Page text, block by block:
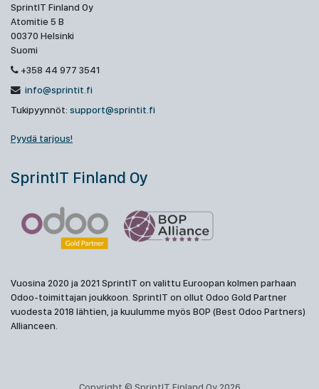
SprintIT Finland Oy
Atomitie 5 B
00370 Helsinki
Suomi
+358 44 977 3541
info@sprintit.fi
Tukipyynnöt: support@sprintit.fi
Pyydä tarjous!
SprintIT Finland Oy
Vuosina 2020 ja 2021 SprintIT on valittu Euroopan kolmen parhaan
Odoo-toimittajan joukkoon. SprintIT on ollut Odoo Gold Partner
vuodesta 2018 lähtien, ja kuulumme myös BOP (Best Odoo Partners)
Allianceen.
Copyright © SprintIT Finland Oy 2026